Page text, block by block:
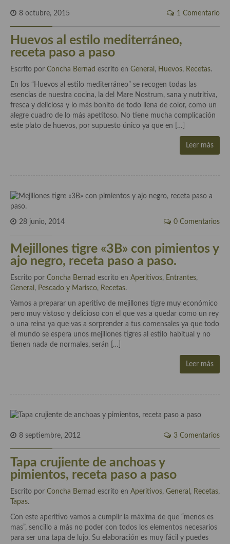
Cocina Castilla – La Mancha
Cocina Catalana
Cocina Extremeña
Cocina Madrileña
Cocina Murciana
Cocina Vasca
Cocina Europea
Cocina Alemana
Cocina Austriaca
Cocina Belga
Cocina Britanica
Cocina Bulgara
Cocina Danesa
Cocina Francesa
Cocina Griega
Cocina Holandesa
Cocina Irlanda
8 octubre, 2015 1 Comentario
Huevos al estilo mediterráneo,
receta paso a paso
Escrito por Concha Bernad escrito en General , Huevos, Recetas.
En los “Huevos al estilo mediterráneo” se recogen todas las
esencias de nuestra cocina, la del Mare Nostrum, sana y nutritiva,
fresca y deliciosa y lo más bonito de todo llena de color, como un
alegre cuadro de lo más apetitoso. No tiene mucha complicación
este plato de huevos, por supuesto único ya que en […]
Leer más
28 junio, 2014 0 Comentarios
Mejillones tigre «3B» con pimientos y
ajo negro, receta paso a paso.
Escrito por Concha Bernad escrito en Aperitivos, Entrantes,
General , Pescado y Marisco, Recetas.
Vamos a preparar un aperitivo de mejillones tigre muy económico
pero muy vistoso y delicioso con el que vas a quedar como un rey
o una reina ya que vas a sorprender a tus comensales ya que todo
el mundo se espera unos mejillones tigres al estilo habitual y no
tienen nada de normales, serán […]
Leer más
8 septiembre, 2012 3 Comentarios
Tapa crujiente de anchoas y
pimientos, receta paso a paso
Escrito por Concha Bernad escrito en Aperitivos, General , Recetas,
Tapas.
Con este aperitivo vamos a cumplir la máxima de que “menos es
mas”, sencillo a más no poder con todos los elementos necesarios
para ser una tapa de lujo. Su elaboración es muy fácil y puedes